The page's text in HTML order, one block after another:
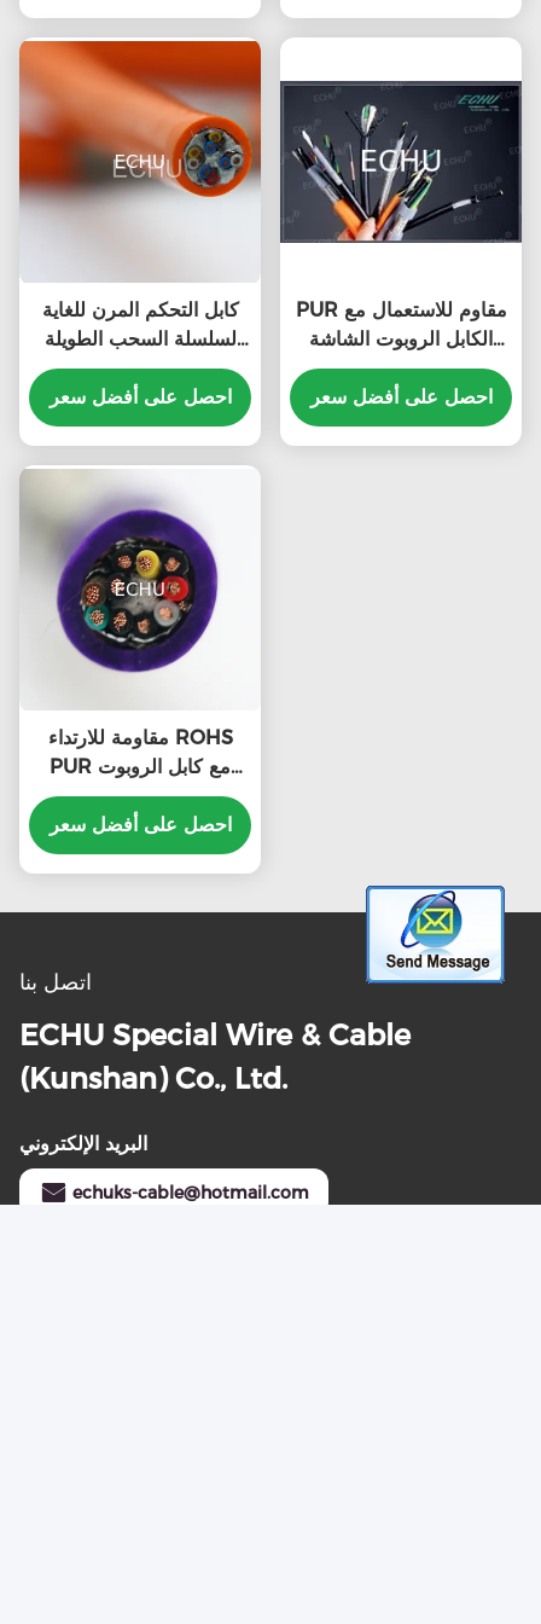
كابل التحكم المرن للغاية
لسلسلة السحب الطويلة
((PUR) EKM71983
12Cx0.3SQMM باللون
البرتقالي
احصل على أفضل سعر
PUR مقاوم للاستعمال مع
الكابل الروبوت الشاشة
النحاسية الكلية
EKM70973 مع ROHS
0.2sqmmx12Cores
احصل على أفضل سعر
مقاومة للارتداء ROHS
PUR مع كابل الروبوت
الشاشة النحاسية الكلية
EKM70973 للإنحناء
العالي، التواء أو تطبيقات
احصل على أفضل سعر
اتصل بنا
ECHU Special Wire & Cable
(Kunshan) Co., Ltd.
البريد الإلكتروني
echuks-cable@hotmail.com